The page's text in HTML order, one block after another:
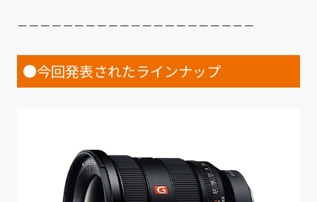
－－－－－－－－－－－－－－－－－－－－－
●今回発表されたラインナップ